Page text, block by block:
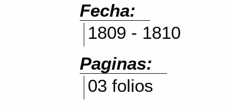
Fecha:
1809 - 1810
Paginas:
03 folios